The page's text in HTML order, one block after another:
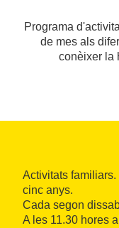
Programa
de mes als
conèixer la
Activitats
cinc anys.
Cada segon
A les 11.30 hores